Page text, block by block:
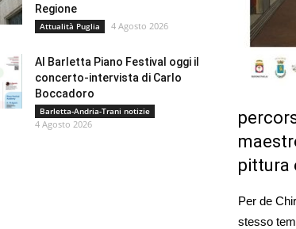
pittura
Per de
stesso
Regione
Attualità Puglia 4 Agosto 2026
Al Barletta Piano Festival oggi il
concerto-intervista di Carlo
Boccadoro
Barletta-Andria-Trani notizie
4 Agosto 2026